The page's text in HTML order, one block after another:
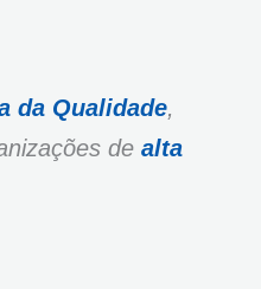
da Qualidade,
de alta